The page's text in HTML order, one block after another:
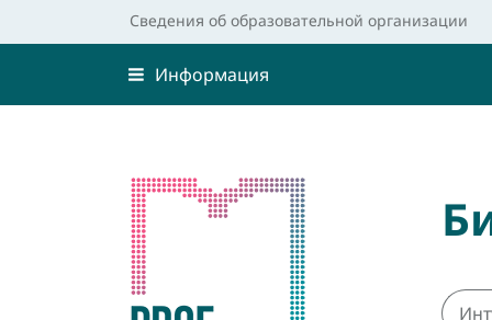
Сведения об образовательной организации
Информация